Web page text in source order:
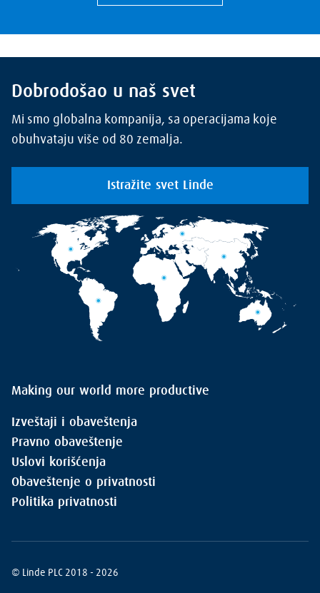
Dobrodošao u naš svet
Mi smo globalna kompanija, sa operacijama koje
obuhvataju više od 80 zemalja.
Istražite svet Linde
Making our world more productive
Izveštaji i obaveštenja
Pravno obaveštenje
Uslovi korišćenja
Obaveštenje o privatnosti
Politika privatnosti
© Linde PLC 2018 - 2026